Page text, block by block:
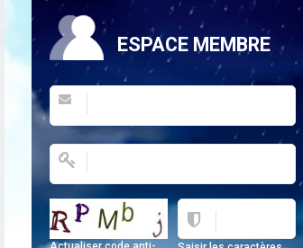
ESPACE MEMBRE